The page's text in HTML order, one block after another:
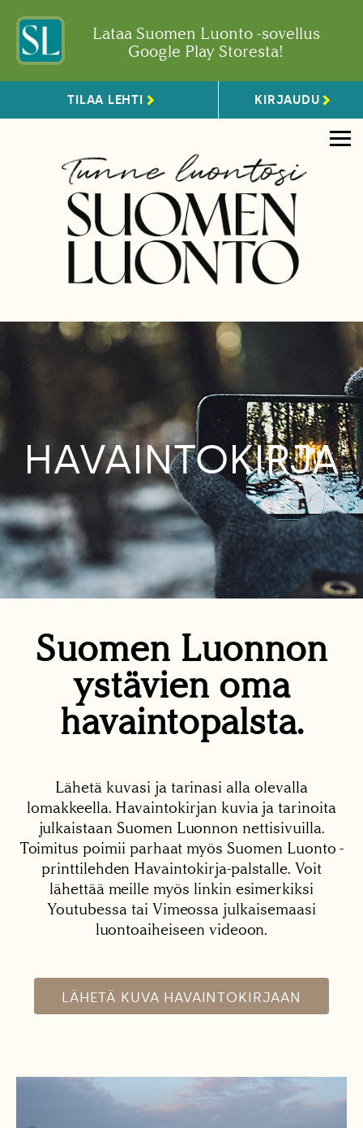
Lataa Suomen Luonto -sovellus
Google Play Storesta!
TILAA LEHTI KIRJAUDU
HAVAINTOKIRJA
Suomen Luonnon
ystävien oma
havaintopalsta.
Lähetä kuvasi ja tarinasi alla olevalla
lomakkeella. Havaintokirjan kuvia ja tarinoita
julkaistaan Suomen Luonnon nettisivuilla.
Toimitus poimii parhaat myös Suomen Luonto -
printtilehden Havaintokirja-palstalle. Voit
lähettää meille myös linkin esimerkiksi
Youtubessa tai Vimeossa julkaisemaasi
luontoaiheiseen videoon.
LÄHETÄ KUVA HAVAINTOKIRJAAN